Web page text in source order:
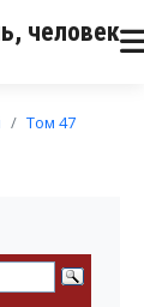
человек
Том 47